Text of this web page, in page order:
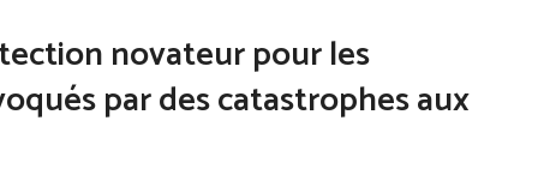
novateur pour les
par des catastrophes aux